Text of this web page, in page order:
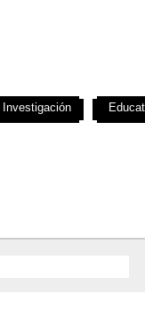
Investigación